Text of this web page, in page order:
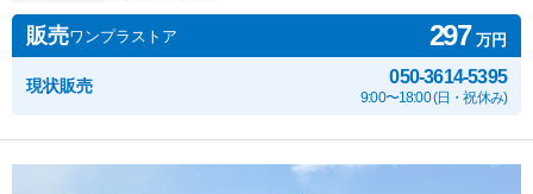
販売ワンプラストア 297 万円
現状販売 050-3614-5395
9:00〜18:00 (日・祝休み)